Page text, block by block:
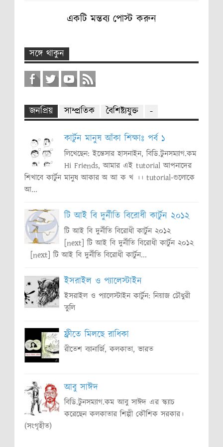
একটি মন্তব্য পোস্ট করুন
সঙ্গে থাকুন
জনপ্রিয় সাম্প্রতিক বৈশিষ্ট্যযুক্ত -
কার্টুন মানুষ আঁকা শিক্ষাঃ পর্ব ১
লিখেছেন: ইন্তেসার হাসনাইন, বিডি.টুনসম্যাগ.কম
Hi Friends, আমার এই tutorial আপনাদের
শিখাবে কার্টুন মানুষ আকার অ আ ক খ ।। tutorial-গুলোকে
আ...
টি আই বি দুর্নীতি বিরোধী কার্টুন ২০১২
টি আই বি দুর্নীতি বিরোধী কার্টুন ২০১২
[next] টি আই বি দুর্নীতি বিরোধী কার্টুন ২০১২
[next] টি আই বি দুর্নীতি বিরোধী কার্টুন...
ইসরাইল ও প্যালেস্টাইন
ইসরাইল ও প্যালেস্টাইন কার্টুন: নিয়াজ চৌধুরী
তুলি
ফ্রীতে মিলছে রাধিকা
রীতেশ ব্যানার্জি, কলকাতা, ভারত
আবু সাঈদ
বিডি.টুনসম্যাগ.কম আবু সাঈদ এর স্ক্যাচ
করেছেন কলকাতার শিল্পী কৌশিক সরকার।
(সংগৃহীত)